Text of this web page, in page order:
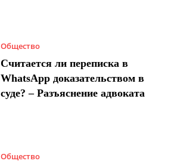
Общество
Считается ли переписка в
WhatsApp доказательством в
суде? – Разъяснение адвоката
Общество